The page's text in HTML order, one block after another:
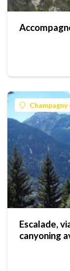
Champagny
Escalade,
canyoning